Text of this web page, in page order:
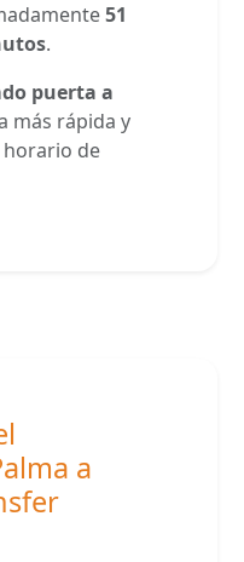
51
.
puerta a
más rápida y
horario de
a